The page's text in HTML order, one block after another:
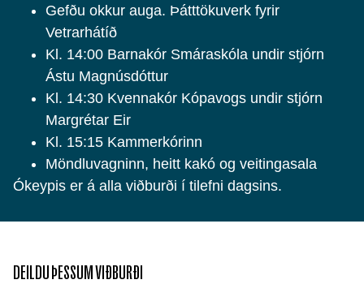
Gefðu okkur auga. Þátttökuverk fyrir
Vetrarhátíð
Kl. 14:00 Barnakór Smáraskóla undir stjórn
Ástu Magnúsdóttur
Kl. 14:30 Kvennakór Kópavogs undir stjórn
Margrétar Eir
Kl. 15:15 Kammerkórinn
Möndluvagninn, heitt kakó og veitingasala
Ókeypis er á alla viðburði í tilefni dagsins.
DEILDU ÞESSUM VIÐBURÐI